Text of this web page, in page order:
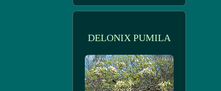
DELONIX PUMILA